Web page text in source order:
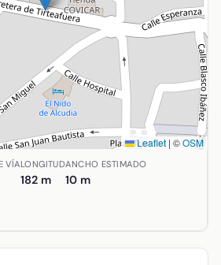
Leaflet | ©OSM
de Tirteafuera en Almodóvar del
VÍALONGITUD
182 m
ANCHO ESTIMADO
10 m